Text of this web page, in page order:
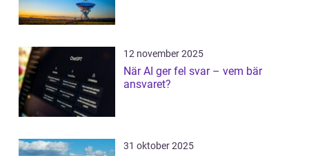
12 november 2025
När AI ger fel svar – vem bär
ansvaret?
31 oktober 2025